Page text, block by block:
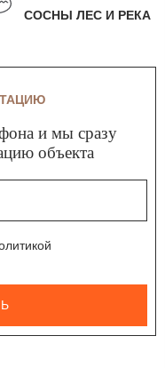
СОСНЫ ЛЕС И РЕКА
и мы сразу
объекта